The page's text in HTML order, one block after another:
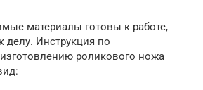
материалы готовы к работе,
делу. Инструкция по
роликового ножа